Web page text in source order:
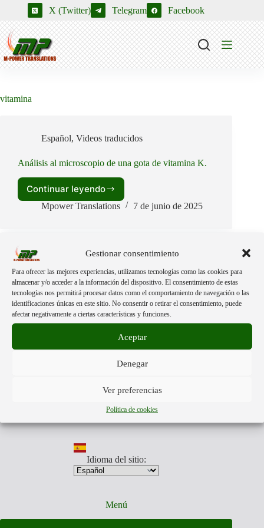
Gestionar consentimiento
Para ofrecer las mejores experiencias, utilizamos tecnologías como las cookies para
almacenar y/o acceder a la información del dispositivo. El consentimiento de estas
tecnologías nos permitirá procesar datos como el comportamiento de navegación o las
identificaciones únicas en este sitio. No consentir o retirar el consentimiento, puede
afectar negativamente a ciertas características y funciones.
Aceptar
Denegar
Ver preferencias
Política de cookies
contenido
X (Twitter) Telegram Facebook
vitamina
Español, Videos traducidos
Análisis al microscopio de una gota de vitamina K.
Continuar leyendo
Análisis
al
gota
vitamina
K.
Mpower Translations 7 de junio de 2025
Acerca de:
Mpower Translationsesta formado por personas libres de
distintas partes del mundo.
Nuestra única finalidad, es darte a conocer la información más
veraz que otros no quieren mostrarte.
Traducimos aquellos videos y documentos que muestran la
realidad de lo que nos acontece, para que estés preparado para
los tiempos que todos vamos a afrontar.
Nuestro equipo traducirá aquellos videos y documentos que
Está en juego la supervivencia de nuestra especie.
Idioma del sitio:
Menú